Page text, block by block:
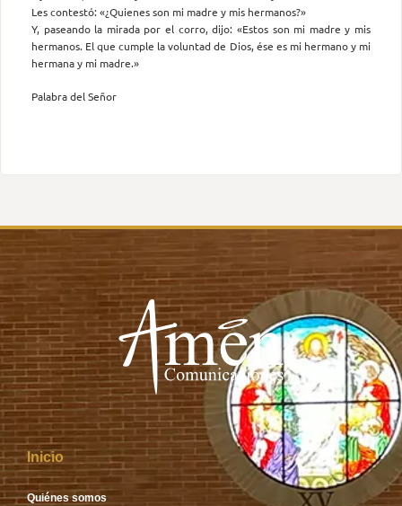
Les contestó: «¿Quienes son mi madre y mis hermanos?»
Y, paseando la mirada por el corro, dijo: «Estos son mi madre y mis
hermanos. El que cumple la voluntad de Dios, ése es mi hermano y mi
hermana y mi madre.»
Palabra del Señor
Inicio
Quiénes somos